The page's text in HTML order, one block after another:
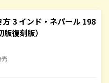
3 インド・ネパール 198
復刻版）
売